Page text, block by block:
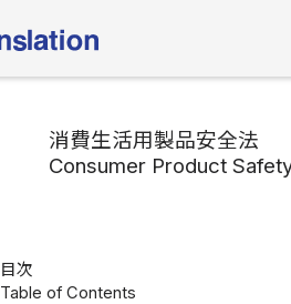
消費生活用製品安全法
Consumer Product
目次
Table of Contents